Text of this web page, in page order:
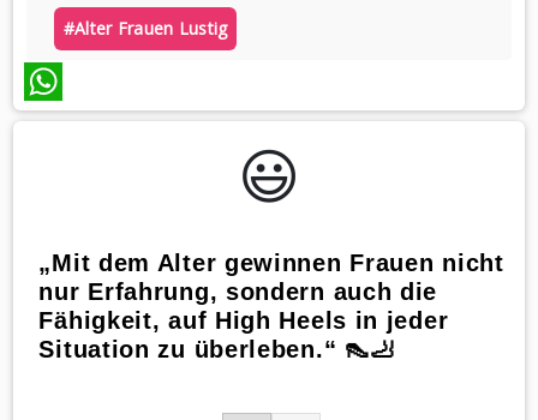
#alter Frauen Lustig
WhatsApp
😃️
„Mit dem Alter gewinnen Frauen nicht
nur Erfahrung, sondern auch die
Fähigkeit, auf High Heels in jeder
Situation zu überleben.“ 👠🦶